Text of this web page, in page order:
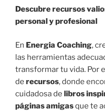
Descubre recursos
personal y profesional
En Energia Coaching,
las herramientas
transformar tu vida. Por
de recursos, donde
cuidadosa de libros
páginas amigasque te